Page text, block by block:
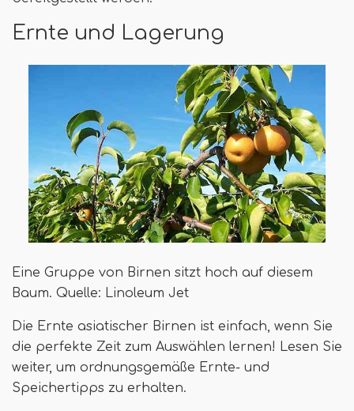
Ernte und Lagerung
Eine Gruppe von Birnen sitzt hoch auf diesem
Baum. Quelle: Linoleum Jet
Die Ernte asiatischer Birnen ist einfach, wenn Sie
die perfekte Zeit zum Auswählen lernen! Lesen Sie
weiter, um ordnungsgemäße Ernte- und
Speichertipps zu erhalten.